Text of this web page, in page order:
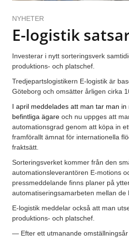
NYHETER
E-logistik
Investerar i nytt sorteringsverk
produktions- och platschef.
Tredjepartslogistikern E-logistik är
Göteborg och omsätter årligen cirka
I april meddelades att man tar man in
befintliga ägare och nu uppges att
automationsgrad genom att köpa in
framförallt ämnat för internationella
fraktsätt.
Sorteringsverket kommer från den
automationsleverantören E-motions
pressmeddelande finns planer på
automatiseringsamarbeten mellan de
E-logistik meddelar också att man
produktions- och platschef.
— Efter ett utmanande